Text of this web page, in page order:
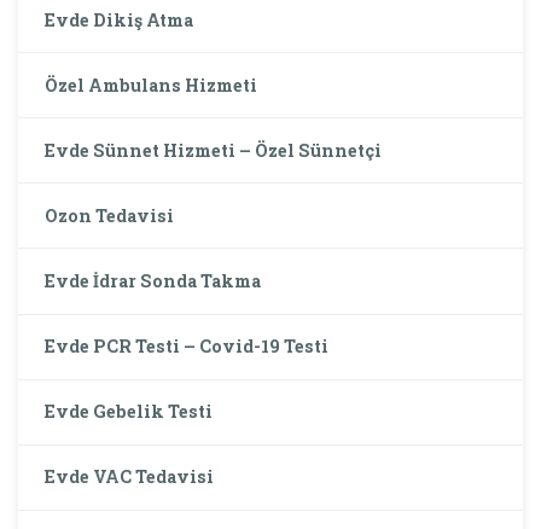
Evde Dikiş Atma
Özel Ambulans Hizmeti
Evde Sünnet Hizmeti – Özel Sünnetçi
Ozon Tedavisi
Evde İdrar Sonda Takma
Evde PCR Testi – Covid-19 Testi
Evde Gebelik Testi
Evde VAC Tedavisi